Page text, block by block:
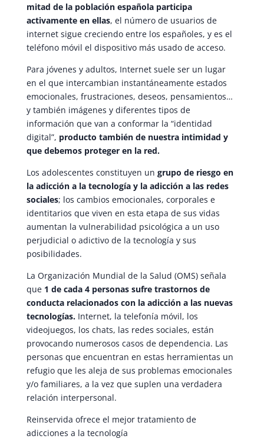
mitad de la población española participa
activamente en ellas, el número de usuarios de
internet sigue creciendo entre los españoles, y es el
teléfono móvil el dispositivo más usado de acceso.
Para jóvenes y adultos, Internet suele ser un lugar
en el que intercambian instantáneamente estados
emocionales, frustraciones, deseos, pensamientos…
y también imágenes y diferentes tipos de
información que van a conformar la “identidad
digital”, producto también de nuestra intimidad y
que debemos proteger en la red.
Los adolescentes constituyen un grupo de riesgo en
la adicción a la tecnología y la adicción a las redes
sociales; los cambios emocionales, corporales e
identitarios que viven en esta etapa de sus vidas
aumentan la vulnerabilidad psicológica a un uso
perjudicial o adictivo de la tecnología y sus
posibilidades.
La Organización Mundial de la Salud (OMS) señala
que 1 de cada 4 personas sufre trastornos de
conducta relacionados con la adicción a las nuevas
tecnologías.Internet, la telefonía móvil, los
videojuegos, los chats, las redes sociales, están
provocando numerosos casos de dependencia. Las
personas que encuentran en estas herramientas un
refugio que les aleja de sus problemas emocionales
y/o familiares, a la vez que suplen una verdadera
relación interpersonal.
Reinservida ofrece el mejor tratamiento de
adicciones a la tecnología